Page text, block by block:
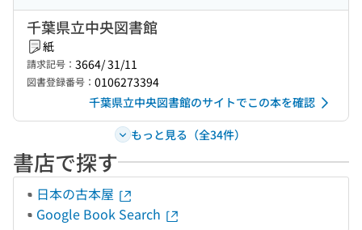
千葉県立中央図書館
紙
請求記号： 3664/ 31/11
図書登録番号： 0106273394
千葉県立中央図書館のサイトでこの本を確認
もっと見る（全34件）
書店で探す
日本の古本屋
Google Book Search